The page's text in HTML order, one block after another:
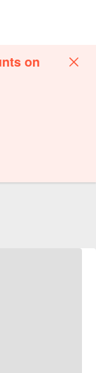
on